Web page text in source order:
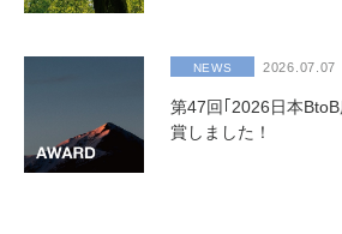
NEWS 2026.07.07
第47回｢2026日本
賞しました！